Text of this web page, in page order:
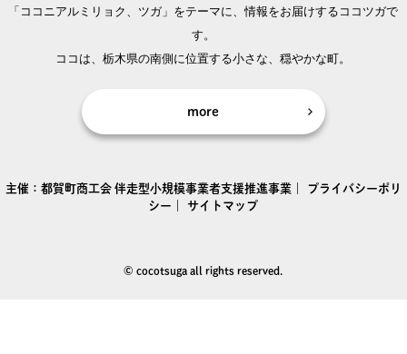
「ココニアルミリョク、ツガ」をテーマに、情報をお届けするココツガで
す。
ココは、栃木県の南側に位置する小さな、穏やかな町。
more
主催： 都賀町商工会 伴走型小規模事業者支援推進事業｜
プライバシーポリ
シー
サイトマップ
© cocotsuga all rights reserved.